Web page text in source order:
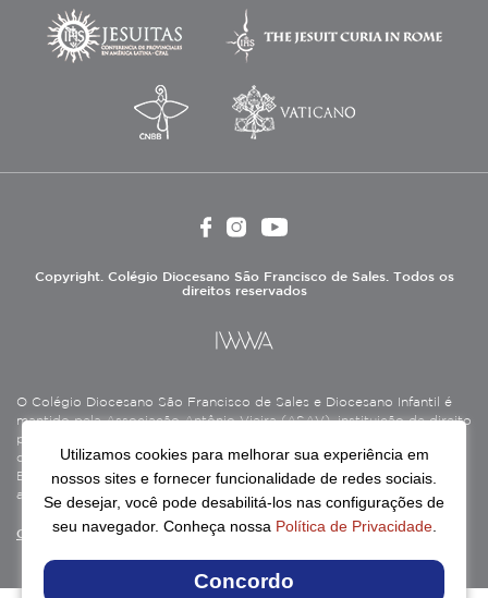
Copyright. Colégio Diocesano São Francisco de Sales. Todos os
direitos reservados
O Colégio Diocesano São Francisco de Sales e Diocesano Infantil é
mantido pela Associação Antônio Vieira (ASAV), instituição de direito
privado sem fins lucrativos, filantrópica, de natureza educativa,
cultural, assistencial e beneficente, certificada como Entidade
Beneficente de Assistência Social (CEBAS), nas áreas de educação e
assistência social.
Continue lendo
Utilizamos cookies para melhorar sua experiência em
nossos sites e fornecer funcionalidade de redes sociais.
Se desejar, você pode desabilitá-los nas configurações de
seu navegador. Conheça nossa Política de Privacidade.
Concordo